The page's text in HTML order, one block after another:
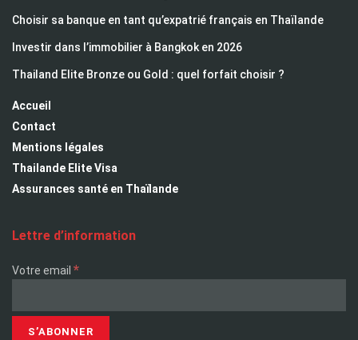
Choisir sa banque en tant qu’expatrié français en Thaïlande
Investir dans l’immobilier à Bangkok en 2026
Thailand Elite Bronze ou Gold : quel forfait choisir ?
Accueil
Contact
Mentions légales
Thailande Elite Visa
Assurances santé en Thaïlande
Lettre d’information
Votre email *